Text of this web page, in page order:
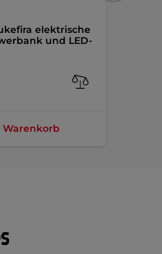
elektrische
und LED-
Warenkorb